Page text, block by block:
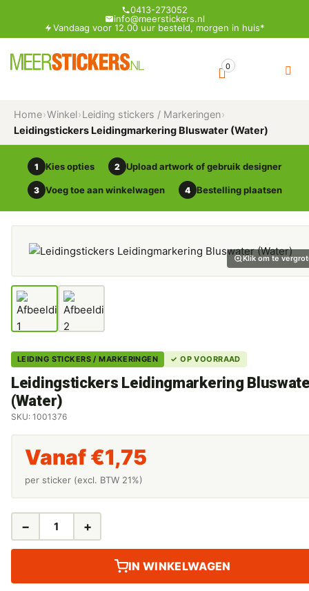
0413-273052
info@meerstickers.nl
Vandaag voor 12.00 uur besteld, morgen in huis*
0
Home›Winkel›Leiding stickers / Markeringen›
Leidingstickers Leidingmarkering Bluswater (Water)
1 Kies opties 2 Upload artwork of gebruik designer
3 Voeg toe aan winkelwagen 4 Bestelling plaatsen
Klik om te
LEIDING STICKERS / MARKERINGEN ✓ OP VOORRAAD
Leidingstickers Leidingmarkering
(Water)
SKU: 1001376
Vanaf €1,75
per sticker (excl. BTW 21%)
LEIDINGSTICKERS
− +
IN WINKELWAGEN